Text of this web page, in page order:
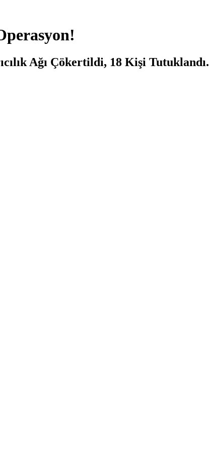
Ağı Çökertildi, 18 Kişi Tutuklandı.